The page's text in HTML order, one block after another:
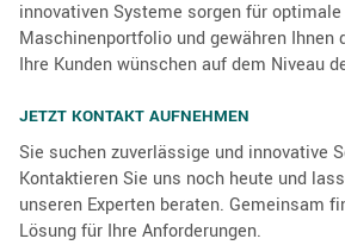
innovativen Systeme sorgen für
Maschinenportfolio und gewähren Ihnen
Ihre Kunden wünschen auf dem Niveau
JETZT KONTAKT AUFNEHMEN
Sie suchen zuverlässige und innovative
Kontaktieren Sie uns noch heute und
unseren Experten beraten. Gemeinsam
Lösung für Ihre Anforderungen.